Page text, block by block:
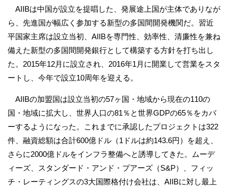
AIIBは中国が設立を提唱した、発展途上国が主体でありなが
ら、先進国が幅広く参加する新型の多国間開発機関だ。習近
平国家主席は設立当初、AIIBを専門性、効率性、清廉性を兼ね
備えた新型の多国間開発銀行として構築する方針を打ち出し
た。2015年12月に設立され、2016年1月に開業して営業をスタ
ートし、今年で設立10周年を迎える。
AIIBの加盟国は設立当初の57ヶ国・地域から現在の110の
国・地域に拡大し、世界人口の81％と世界GDPの65％をカバ
ーするようになった。これまでに承認したプロジェクトは322
件、融資総額は合計600億ドル（1ドルは約143.6円）を超え、
さらに2000億ドルをインフラ整備へと誘導してきた。ムーデ
ィーズ、スタンダード・アンド・プアーズ（S&P）、フィッ
チ・レーティングスの3大国際格付け会社は、AIIBに対し最上